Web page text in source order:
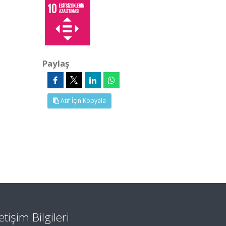
Paylaş
Atıf İçin Kopyala
Bilgileri